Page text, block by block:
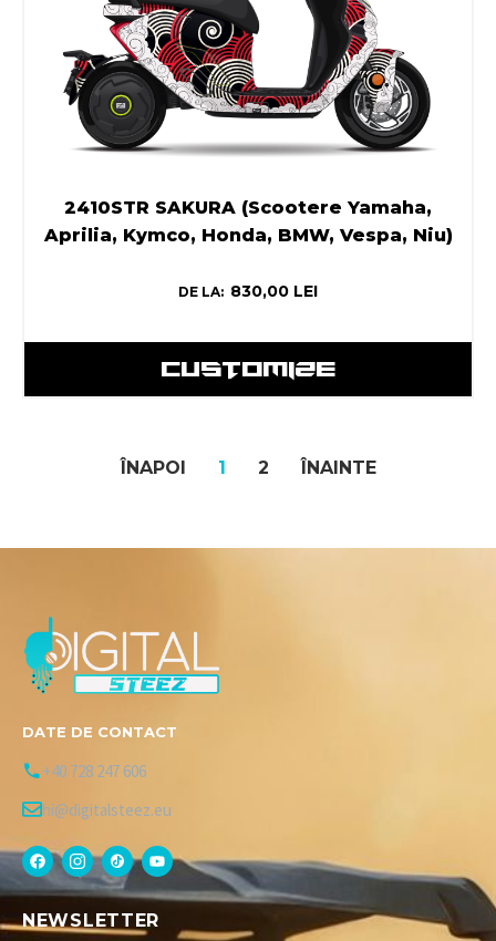
2410STR SAKURA (Scootere Yamaha,
Aprilia, Kymco, Honda, BMW, Vespa, Niu)
DE LA: 830,00 LEI
CUSTOMIZE
ÎNAPOI 1 2 ÎNAINTE
DATE DE CONTACT
+40 728 247 606
hi@digitalsteez.eu
NEWSLETTER